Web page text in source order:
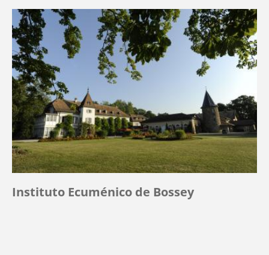
Instituto Ecuménico de Bossey